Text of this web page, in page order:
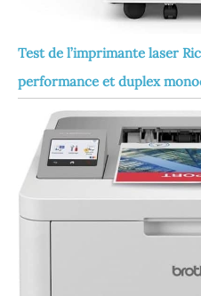
Test de l’imprimante laser
performance et duplex